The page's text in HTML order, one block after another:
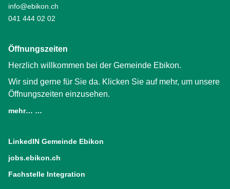
info@ebikon.ch
041 444 02 02
Öffnungszeiten
Herzlich willkommen bei der Gemeinde Ebikon.
Wir sind gerne für Sie da. Klicken Sie auf mehr, um unsere
Öffnungszeiten einzusehen.
mehr… …
LinkedIN Gemeinde Ebikon
jobs.ebikon.ch
Fachstelle Integration